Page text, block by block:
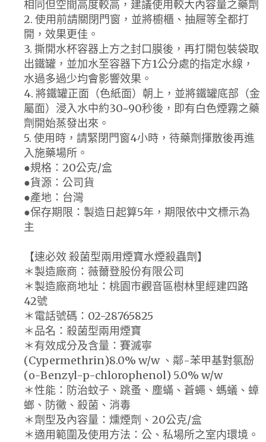
相同但空間高度較高，建議使用較大內容量之藥劑
2. 使用前請關閉門窗，並將櫥櫃、抽屜等全都打
開，效果更佳。
3. 撕開水杯容器上方之封口膜後，再打開包裝袋取
出鐵罐，並加水至容器下方1公分處的指定水線，
水過多過少均會影響效果。
4. 將鐵罐正面（色紙面）朝上，並將鐵罐底部（金
屬面）浸入水中約30~90秒後，即有白色煙霧之藥
劑開始蒸發出來。
5. 使用時，請緊閉門窗4小時，待藥劑揮散後再進
入施藥場所。
●規格：20公克/盒
●貨源：公司貨
●產地：台灣
●保存期限：製造日起算5年，期限依中文標示為
主
【速必效 殺菌型兩用煙寶水煙殺蟲劑】
＊製造廠商：薇薾登股份有限公司
＊製造廠商地址：桃園市觀音區樹林里經建四路
42號
＊電話號碼：02-28765825
＊品名：殺菌型兩用煙寶
＊有效成分及含量：賽滅寧
(Cypermethrin)8.0% w/w 、鄰-苯甲基對氯酚
(o-Benzyl-p-chlorophenol) 5.0% w/w
＊性能：防治蚊子、跳蚤、塵蟎、蒼蠅、螞蟻、蟑
螂、防黴、殺菌、消毒
＊劑型及內容量：燻煙劑、20公克/盒
＊適用範圍及使用方法：公、私場所之室内環境。